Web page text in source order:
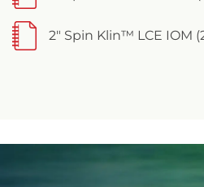
2" Spin Klin™ LCE IOM